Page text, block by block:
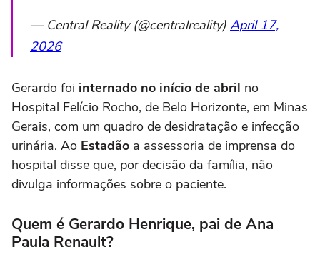
— Central Reality (@centralreality) April 17,
2026
Gerardo foi internado no início de abril no
Hospital Felício Rocho, de Belo Horizonte, em Minas
Gerais, com um quadro de desidratação e infecção
urinária. Ao Estadão a assessoria de imprensa do
hospital disse que, por decisão da família, não
divulga informações sobre o paciente.
Quem é Gerardo Henrique, pai de Ana
Paula Renault?